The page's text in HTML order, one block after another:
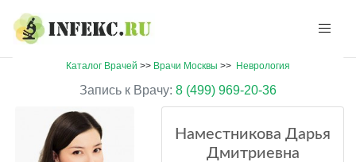
Каталог Врачей >> Врачи Москвы >> Неврология
Запись к Врачу: 8 (499) 969-20-36
Наместникова Дарья
Дмитриевна